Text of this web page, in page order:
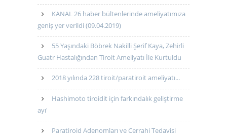
KANAL 26 haber bültenlerinde ameliyatımıza
geniş yer verildi (09.04.2019)
55 Yaşındaki Böbrek Nakilli Şerif Kaya, Zehirli
Guatr Hastalığından Tiroit Ameliyatı İle Kurtuldu
2018 yılında 228 tiroit/paratiroit ameliyatı...
Hashimoto tiroidit için farkındalık geliştirme
ayı'
Paratiroid Adenomları ve Cerrahi Tedavisi